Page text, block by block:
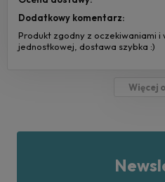
Dodatkowy komentarz:
Produkt zgodny z oczekiwaniami i
jednostkowej, dostawa szybka :)
Więcej